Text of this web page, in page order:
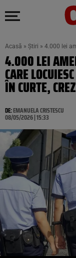
Acasă » Știri » 4.000 lei
4.000 LEI
CARE
ÎN CURTE,
DE:EMANUELA CRISTESCU
08/05/2026 | 15:33